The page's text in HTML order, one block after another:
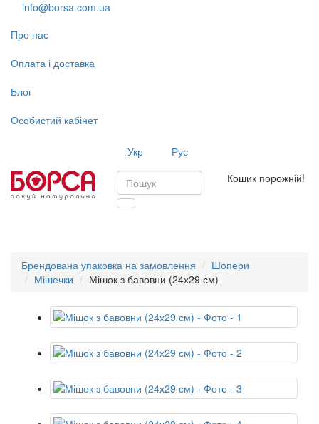
info@borsa.com.ua
Про нас
Оплата і доставка
Блог
Особистий кабінет
Укр
Рус
Кошик порожній!
Брендована упаковка на замовлення
Шопери
Мішечки
Мішок з бавовни (24х29 см)